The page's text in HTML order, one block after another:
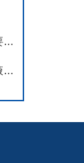
磁性液位计对于远传接线的要求是什么
防腐型锈钢内衬四氟磁翻板液位计的使用及维护